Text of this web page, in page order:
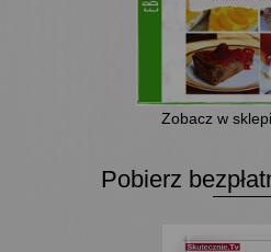
Zobacz w
Pobierz